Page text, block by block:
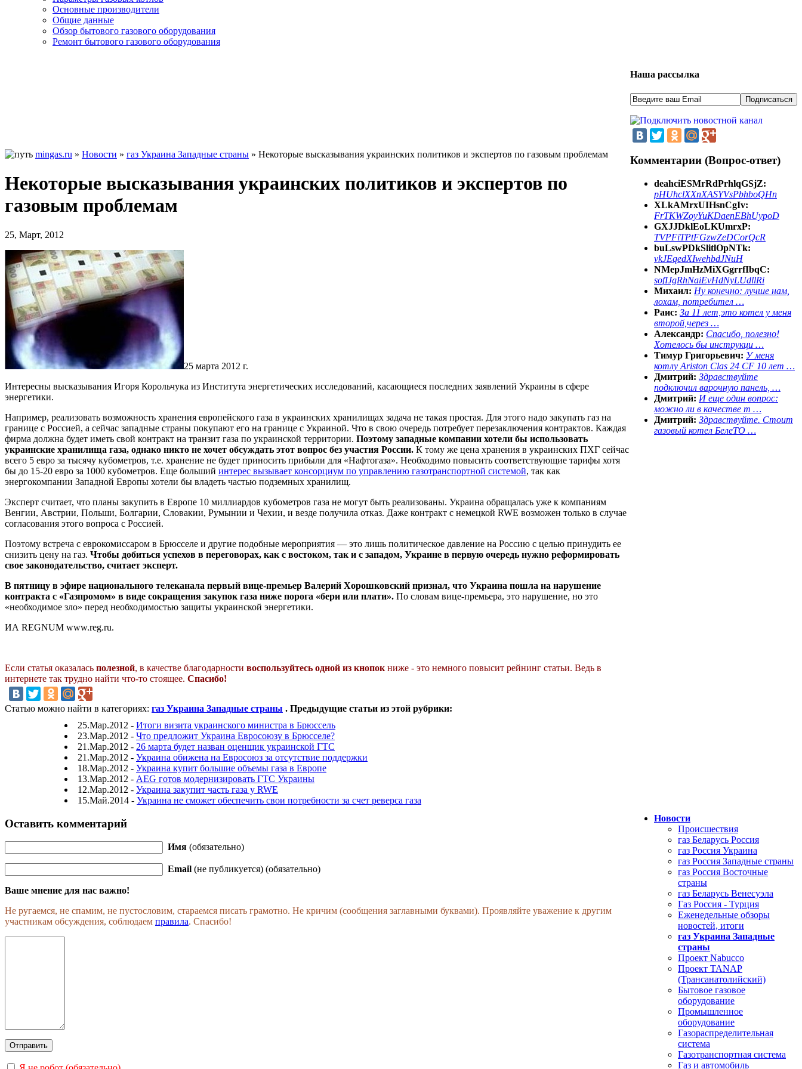
Основные производители
Общие данные
Обзор бытового газового оборудования
Ремонт бытового газового оборудования
mingas.ru » Новости » газ Украина Западные страны » Некоторые высказывания украинских политиков и экспертов по газовым проблемам
Некоторые высказывания украинских политиков и экспертов по
газовым проблемам
25, Март, 2012
25 марта 2012 г.
Интересны высказывания Игоря Корольчука из Института энергетических исследований, касающиеся последних заявлений Украины в сфере
энергетики.
Например, реализовать возможность хранения европейского газа в украинских хранилищах задача не такая простая. Для этого надо закупать газ на
границе с Россией, а сейчас западные страны покупают его на границе с Украиной. Что в свою очередь потребует перезаключения контрактов. Каждая
фирма должна будет иметь свой контракт на транзит газа по украинской территории. Поэтому западные компании хотели бы использовать
украинские хранилища газа, однако никто не хочет обсуждать этот вопрос без участия России. К тому же цена хранения в украинских ПХГ сейчас
всего 5 евро за тысячу кубометров, т.е. хранение не будет приносить прибыли для «Нафтогаза». Необходимо повысить соответствующие тарифы хотя
бы до 15-20 евро за 1000 кубометров. Еще больший интерес вызывает консорциум по управлению газотранспортной системой, так как
энергокомпании Западной Европы хотели бы владеть частью подземных хранилищ.
Эксперт считает, что планы закупить в Европе 10 миллиардов кубометров газа не могут быть реализованы. Украина обращалась уже к компаниям
Венгии, Австрии, Польши, Болгарии, Словакии, Румынии и Чехии, и везде получила отказ. Даже контракт с немецкой RWE возможен только в случае
согласования этого вопроса с Россией.
Поэтому встреча с еврокомиссаром в Брюсселе и другие подобные мероприятия — это лишь политическое давление на Россию с целью принудить ее
снизить цену на газ. Чтобы добиться успехов в переговорах, как с востоком, так и с западом, Украине в первую очередь нужно реформировать
свое законодательство, считает эксперт.
В пятницу в эфире национального телеканала первый вице-премьер Валерий Хорошковский признал, что Украина пошла на нарушение
контракта с «Газпромом» в виде сокращения закупок газа ниже порога «бери или плати». По словам вице-премьера, это нарушение, но это
«необходимое зло» перед необходимостью защиты украинской энергетики.
ИА REGNUM www.reg.ru.
Если статья оказалась полезной, в качестве благодарности воспользуйтесь одной из кнопок ниже - это немного повысит рейнинг статьи. Ведь в
интернете так трудно найти что-то стоящее. Спасибо!
Статью можно найти в категориях: газ Украина Западные страны . Предыдущие статьи из этой рубрики:
25.Мар.2012 - Итоги визита украинского министра в Брюссель
23.Мар.2012 - Что предложит Украина Евросоюзу в Брюсселе?
21.Мар.2012 - 26 марта будет назван оценщик украинской ГТС
21.Мар.2012 - Украина обижена на Евросоюз за отсутствие поддержки
18.Мар.2012 - Украина купит большие объемы газа в Европе
13.Мар.2012 - AEG готов модернизировать ГТС Украины
12.Мар.2012 - Украина закупит часть газа у RWE
15.Май.2014 - Украина не сможет обеспечить свои потребности за счет реверса газа
Оставить комментарий
Имя (обязательно)
Email (не публикуется) (обязательно)
Ваше мнение для нас важно!
Не ругаемся, не спамим, не пустословим, стараемся писать грамотно. Не кричим (сообщения заглавными буквами). Проявляйте уважение к другим
участникам обсуждения, соблюдаем правила. Спасибо!
Наша рассылка
Комментарии (Вопрос-ответ)
deahciESMrRdPrhlqGSjZ:
pHUhclXXnXASYVsPbhboQHn
XLkAMrxUIHsnCgIv:
FrTKWZoyYuKDaenEBhUypoD
GXJJDklEoLKUmrxP:
TVPFiTPtFGzwZeDCorQcR
buLswPDkSlitlOpNTk:
vkJEqedXIwehbdJNuH
NMepJmHzMiXGgrrfIbqC:
sofIJgRhNaiEvHdNyLUdllRi
Михаил: Ну конечно: лучше нам,
лохам, потребител …
Раис: За 11 лет,это котел у меня
второй,через …
Александр: Спасибо, полезно!
Хотелось бы инструкци …
Тимур Григорьевич: У меня
котлу Ariston Clas 24 CF 10 лет …
Дмитрий: Здравствуйте
подключил варочную панель, …
Дмитрий: И еще один вопрос:
можно ли в качестве т …
Дмитрий: Здравствуйте. Стоит
газовый котел БелеТО …
Новости
Происшествия
газ Беларусь Россия
газ Россия Украина
газ Россия Западные страны
газ Россия Восточные
страны
газ Беларусь Венесуэла
Газ Россия - Турция
Еженедельные обзоры
новостей, итоги
газ Украина Западные
страны
Проект Nabucco
Проект TANAP
(Трансанатолийский)
Бытовое газовое
оборудование
Промышленное
оборудование
Газораспределительная
система
Газотранспортная система
Газ и автомобиль